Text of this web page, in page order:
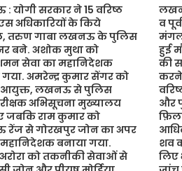
योगी सरकार ने 15 वरिष्ठ
अधिकारियों के किये
तरुण गाबा लखनऊ के पुलिस
बने. अशोक मुथा को
सेवा का महानिदेशक
गया. अमरेन्द्र कुमार सेंगर को
लखनऊ से पुलिस
अभिसूचना मुख्यालय
जबकि राम कुमार को
से गोरखपुर जोन का अपर
बनाया गया.
को तकनीकी सेवाओं से
व
हुई
की
करने
और
शव
लिए